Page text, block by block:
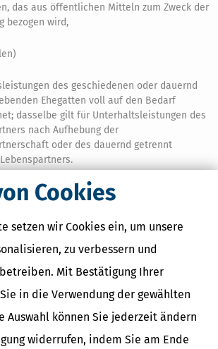
Cookies
setzen wir Cookies ein, um unsere
zu verbessern und
Mit Bestätigung Ihrer
in die Verwendung der gewählten
Auswahl können Sie jederzeit ändern
widerrufen, indem Sie am Ende
das aus öffentlichen Mitteln zum Zweck der
bezogen wird,
des geschiedenen oder dauernd
Ehegatten voll auf den Bedarf
dasselbe gilt für Unterhaltsleistungen des
nach Aufhebung der
oder des dauernd getrennt
Härten kann auf besonderen Antrag,
Absätzen 1 und 4 ein weiterer Teil des
anrechnungsfrei gestellt werden,
besonderer Kosten der Ausbildung
durch den Bedarfssatz gedeckt sind,
zu einem Betrag von 370 Euro monatlich.